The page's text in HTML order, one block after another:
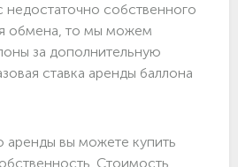
недостаточно собственного
обмена, то мы можем
за дополнительную
ставка аренды баллона
вы можете купить
Стоимость